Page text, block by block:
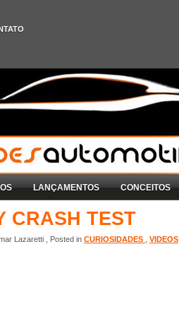
LANÇAMENTOS CONCEITOS
CRASH TEST
Lazaretti , Posted in CURIOSIDADES VIDEOS